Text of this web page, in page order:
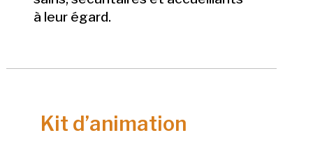
à leur égard.
Kit d’animation